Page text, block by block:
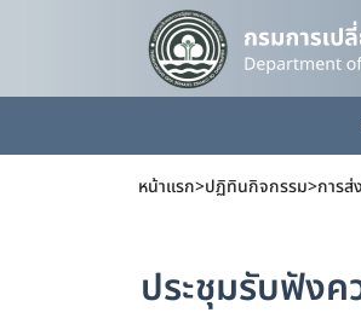
หน้าแรก>ปฏิทินกิจกรรม>การส่
ประชุมรับฟัง